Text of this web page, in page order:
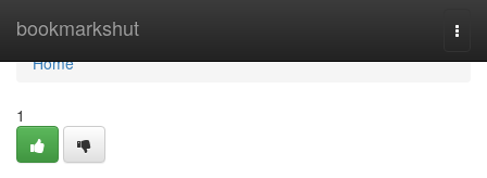
bookmarkshut
Home
Home
1